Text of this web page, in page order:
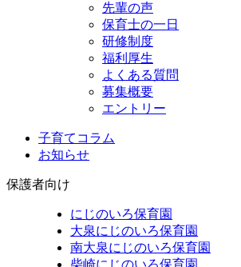
先輩の声
保育士の一日
研修制度
福利厚生
よくある質問
募集概要
エントリー
子育てコラム
お知らせ
保護者向け
にじのいろ保育園
大泉にじのいろ保育園
南大泉にじのいろ保育園
柴崎にじのいろ保育園